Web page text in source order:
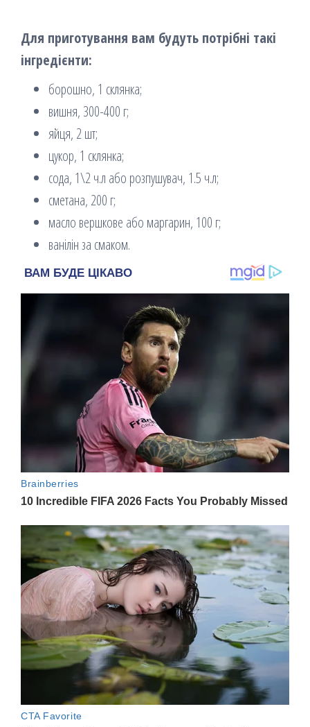
Для приготування вам будуть потрібні такі
інгредієнти:
борошно, 1 склянка;
вишня, 300-400 г;
яйця, 2 шт;
цукор, 1 склянка;
сода, 1\2 ч.л або розпушувач, 1.5 ч.л;
сметана, 200 г;
масло вершкове або маргарин, 100 г;
ванілін за смаком.